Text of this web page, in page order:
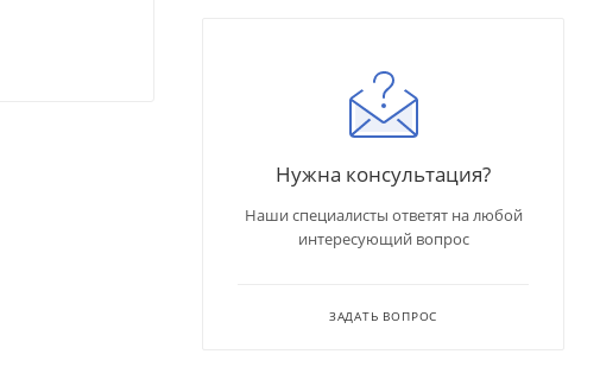
Нужна консультация?
Наши специалисты ответят на любой
интересующий вопрос
ЗАДАТЬ ВОПРОС